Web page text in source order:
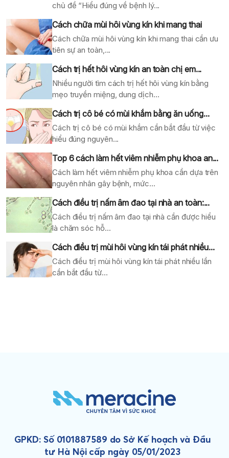
chủ đề “Hiểu đúng về bệnh lý...
Cách chữa mùi hôi vùng kín khi mang thai
Cách chữa mùi hôi vùng kín khi mang thai cần ưu
tiên sự an toàn,...
Cách trị hết hôi vùng kín an toàn chị em...
Nhiều người tìm cách trị hết hôi vùng kín bằng
mẹo truyền miệng, dung dịch...
Cách trị cô bé có mùi khắm bằng ăn uống...
Cách trị cô bé có mùi khắm cần bắt đầu từ việc
hiểu đúng nguyên...
Top 6 cách làm hết viêm nhiễm phụ khoa an...
Cách làm hết viêm nhiễm phụ khoa cần dựa trên
nguyên nhân gây bệnh, mức...
Cách điều trị nấm âm đao tại nhà an toàn:...
Cách điều trị nấm âm đao tại nhà cần được hiểu
là chăm sóc hỗ...
Cách điều trị mùi hôi vùng kín tái phát nhiều...
Cách điều trị mùi hôi vùng kín tái phát nhiều lần
cần bắt đầu từ...
GPKD: Số 0101887589 do Sở Kế hoạch và Đầu
tư Hà Nội cấp ngày 05/01/2023